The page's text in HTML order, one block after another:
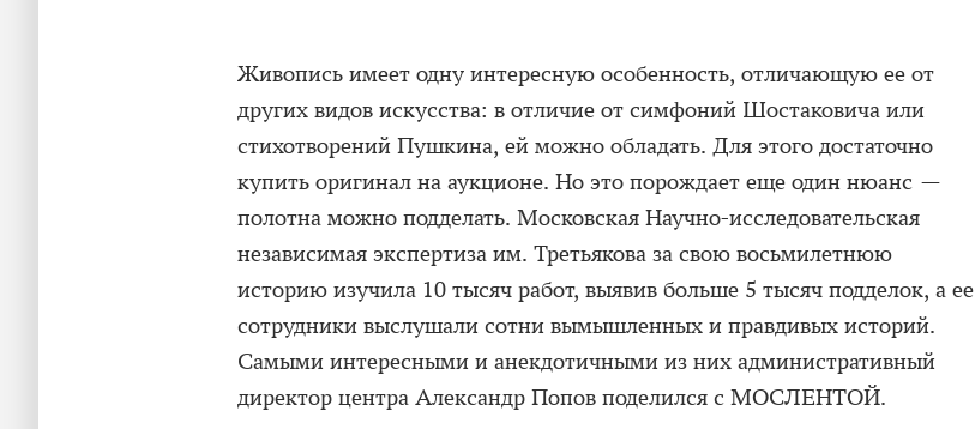
Живопись имеет одну интересную особенность, отличающую ее от
других видов искусства: в отличие от симфоний Шостаковича или
стихотворений Пушкина, ей можно обладать. Для этого достаточно
купить оригинал на аукционе. Но это порождает еще один нюанс —
полотна можно подделать. Московская Научно-исследовательская
независимая экспертиза им. Третьякова за свою восьмилетнюю
историю изучила 10 тысяч работ, выявив больше 5 тысяч подделок, а ее
сотрудники выслушали сотни вымышленных и правдивых историй.
Самыми интересными и анекдотичными из них административный
директор центра Александр Попов поделился с МОСЛЕНТОЙ.